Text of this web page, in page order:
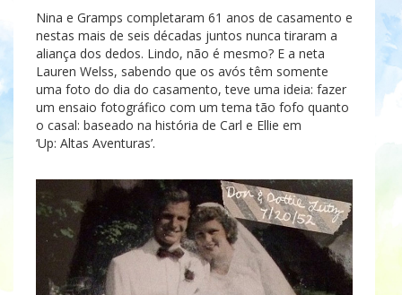
Nina e Gramps completaram 61 anos de casamento e
nestas mais de seis décadas juntos nunca tiraram a
aliança dos dedos. Lindo, não é mesmo? E a neta
Lauren Welss, sabendo que os avós têm somente
uma foto do dia do casamento, teve uma ideia: fazer
um ensaio fotográfico com um tema tão fofo quanto
o casal: baseado na história de Carl e Ellie em
‘Up: Altas Aventuras’.